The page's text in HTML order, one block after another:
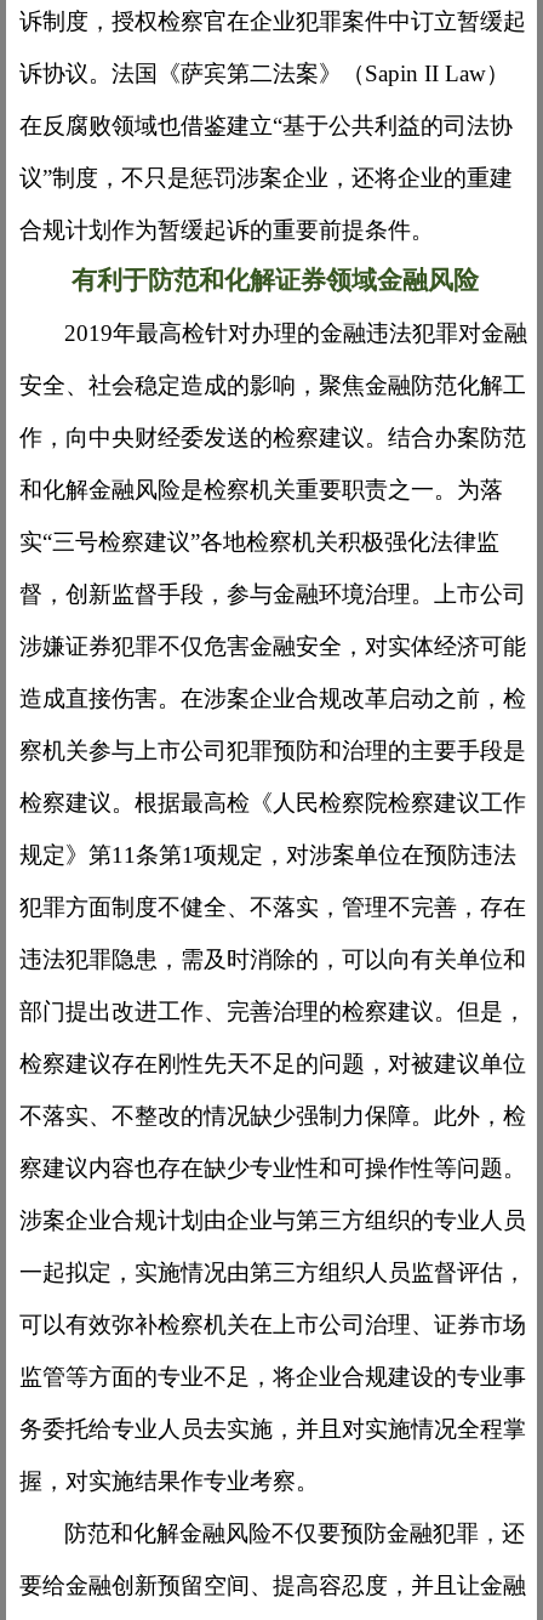
诉制度，授权检察官在企业犯罪案件中订立暂缓起
诉协议。法国《萨宾第二法案》（Sapin II Law）
在反腐败领域也借鉴建立“基于公共利益的司法协
议”制度，不只是惩罚涉案企业，还将企业的重建
合规计划作为暂缓起诉的重要前提条件。
有利于防范和化解证券领域金融风险
2019年最高检针对办理的金融违法犯罪对金融
安全、社会稳定造成的影响，聚焦金融防范化解工
作，向中央财经委发送的检察建议。结合办案防范
和化解金融风险是检察机关重要职责之一。为落
实“三号检察建议”各地检察机关积极强化法律监
督，创新监督手段，参与金融环境治理。上市公司
涉嫌证券犯罪不仅危害金融安全，对实体经济可能
造成直接伤害。在涉案企业合规改革启动之前，检
察机关参与上市公司犯罪预防和治理的主要手段是
检察建议。根据最高检《人民检察院检察建议工作
规定》第11条第1项规定，对涉案单位在预防违法
犯罪方面制度不健全、不落实，管理不完善，存在
违法犯罪隐患，需及时消除的，可以向有关单位和
部门提出改进工作、完善治理的检察建议。但是，
检察建议存在刚性先天不足的问题，对被建议单位
不落实、不整改的情况缺少强制力保障。此外，检
察建议内容也存在缺少专业性和可操作性等问题。
涉案企业合规计划由企业与第三方组织的专业人员
一起拟定，实施情况由第三方组织人员监督评估，
可以有效弥补检察机关在上市公司治理、证券市场
监管等方面的专业不足，将企业合规建设的专业事
务委托给专业人员去实施，并且对实施情况全程掌
握，对实施结果作专业考察。
防范和化解金融风险不仅要预防金融犯罪，还
要给金融创新预留空间、提高容忍度，并且让金融